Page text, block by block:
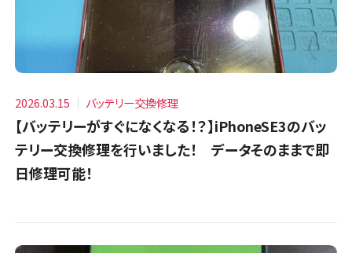
2026.03.15 バッテリー交換修理
【バッテリーがすぐになくなる！？】iPhoneSE3のバッ
テリー交換修理を行いました！ データそのままで即
日修理可能！